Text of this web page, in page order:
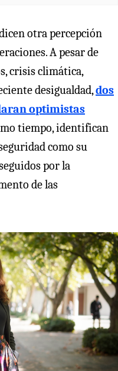
otra percepción
A pesar de
crisis climática,
desigualdad,dos
optimistas
tiempo, identifican
como su
por la
de las